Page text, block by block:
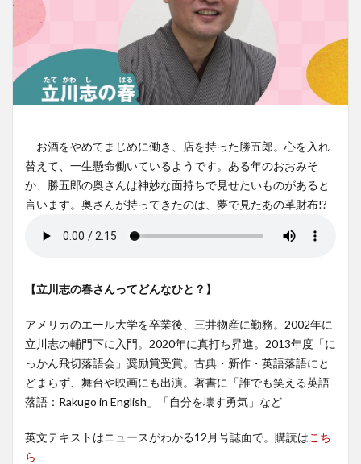
お酒をやめてまじめに働き、店を持った勝五郎。心を入れ
替えて、一生懸命働いているようです。ある年のおおみそ
か、勝五郎の奥さんは神妙な面持ちで見せたいものがあると
言います。奥さんが持ってきたのは、夢で見たあの革財布!?
【立川志の春さんってどんなひと？】
アメリカのエール大学を卒業後、三井物産に勤務。2002年に
立川志の輔門下に入門。2020年に真打ち昇進。2013年度「に
っかん飛切落語会」奨励賞受賞。古典・新作・英語落語にと
どまらず、舞台や映画にも出演。著書に「誰でも笑える英語
落語：Rakugo in English」「自分を壊す勇気」など
英文テキストはニュースがわかる12月号誌面で。購読はこち
ら